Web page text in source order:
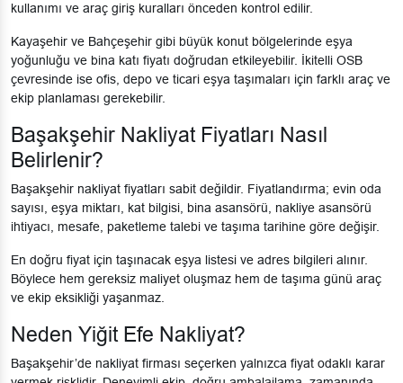
kullanımı ve araç giriş kuralları önceden kontrol edilir.
Kayaşehir ve Bahçeşehir gibi büyük konut bölgelerinde eşya
yoğunluğu ve bina katı fiyatı doğrudan etkileyebilir. İkitelli OSB
çevresinde ise ofis, depo ve ticari eşya taşımaları için farklı araç ve
ekip planlaması gerekebilir.
Başakşehir Nakliyat Fiyatları Nasıl
Belirlenir?
Başakşehir nakliyat fiyatları sabit değildir. Fiyatlandırma; evin oda
sayısı, eşya miktarı, kat bilgisi, bina asansörü, nakliye asansörü
ihtiyacı, mesafe, paketleme talebi ve taşıma tarihine göre değişir.
En doğru fiyat için taşınacak eşya listesi ve adres bilgileri alınır.
Böylece hem gereksiz maliyet oluşmaz hem de taşıma günü araç
ve ekip eksikliği yaşanmaz.
Neden Yiğit Efe Nakliyat?
Başakşehir’de nakliyat firması seçerken yalnızca fiyat odaklı karar